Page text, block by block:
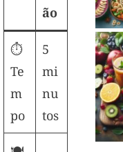
ão
⏱️
Te
m
po
5
mi
nu
tos